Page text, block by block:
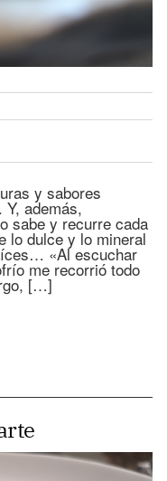
y sabores
además,
sabe y recurre cada
lo dulce y lo mineral
«Al escuchar
me recorrió todo
[…]